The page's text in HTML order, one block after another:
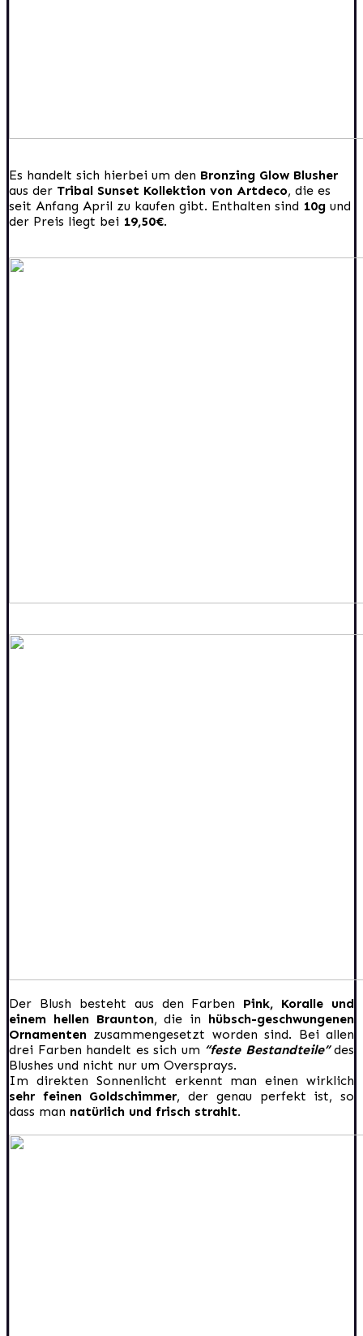
Es handelt sich hierbei um den Bronzing Glow Blusher
aus der Tribal Sunset Kollektion von Artdeco, die es
seit Anfang April zu kaufen gibt. Enthalten sind 10g und
der Preis liegt bei 19,50€.
Der Blush besteht aus den Farben Pink, Koralle und
einem hellen Braunton, die in hübsch-geschwungenen
Ornamenten zusammengesetzt worden sind. Bei allen
drei Farben handelt es sich um “feste Bestandteile”des
Blushes und nicht nur um Oversprays.
Im direkten Sonnenlicht erkennt man einen wirklich
sehr feinen Goldschimmer, der genau perfekt ist, so
dass man natürlich und frisch strahlt.